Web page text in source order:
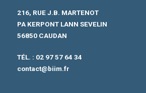
216, RUE J.B. MARTENOT
PA KERPONT LANN SEVELIN
56850 CAUDAN
TÉL. : 02 97 57 64 34
contact@biim.fr